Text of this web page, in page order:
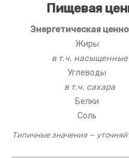
Пищевая
Энергетическая
Жиры
в т.ч. насыщенные
Углеводы
в т.ч. сахара
Белки
Соль
Типичные значения —